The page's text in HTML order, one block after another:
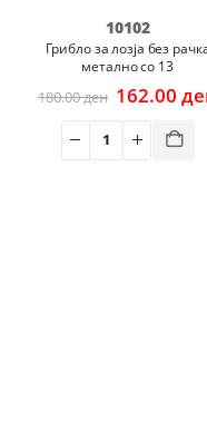
10102
Грибло за лозја без рачка
метално со 13
180.00ден Original
price
was:
180.00 ден.
162.00ден
is: